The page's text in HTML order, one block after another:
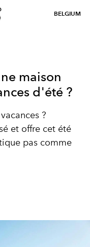
BELGIUM
maison
d'été ?
?
et offre cet été
pas comme